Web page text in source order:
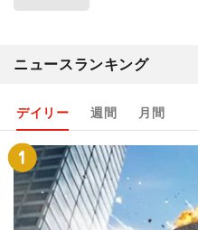
ニュースランキング
デイリー 週間 月間